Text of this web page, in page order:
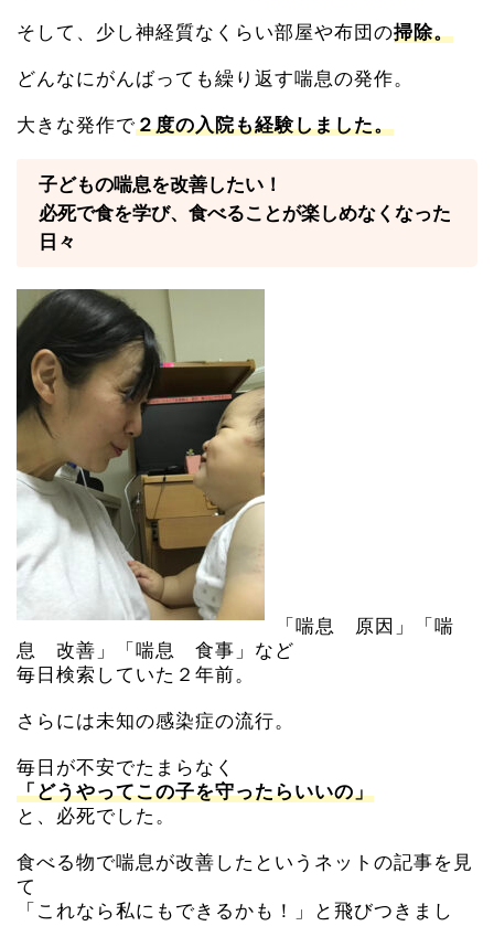
そして、少し神経質なくらい部屋や布団の掃除。
どんなにがんばっても繰り返す喘息の発作。
大きな発作で２度の入院も経験しました。
子どもの喘息を改善したい！
必死で食を学び、食べることが楽しめなくなった
日々
「喘息 原因」「喘
息 改善」「喘息 食事」など
毎日検索していた２年前。
さらには未知の感染症の流行。
毎日が不安でたまらなく
「どうやってこの子を守ったらいいの」
と、必死でした。
食べる物で喘息が改善したというネットの記事を見
て
「これなら私にもできるかも！」と飛びつきまし